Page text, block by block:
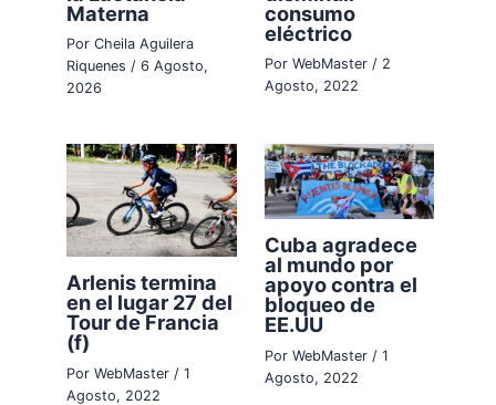
Materna
PorCheila Aguilera
Riquenes/6 Agosto,
2026
consumo
eléctrico
Por WebMaster / 2
Agosto, 2022
Arlenis termina
en el lugar 27 del
Tour de Francia
(f)
PorWebMaster /1
Agosto, 2022
Cuba agradece
al mundo por
apoyo contra el
bloqueo de
EE.UU
Por WebMaster / 1
Agosto, 2022